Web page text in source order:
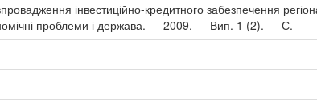
інвестиційно-кредитного забезпечення
проблеми і держава. — 2009. — Вип. 1 (2). — С.